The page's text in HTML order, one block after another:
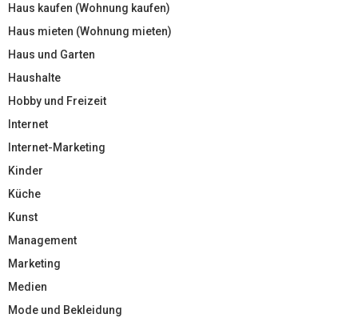
Haus kaufen (Wohnung kaufen)
Haus mieten (Wohnung mieten)
Haus und Garten
Haushalte
Hobby und Freizeit
Internet
Internet-Marketing
Kinder
Küche
Kunst
Management
Marketing
Medien
Mode und Bekleidung